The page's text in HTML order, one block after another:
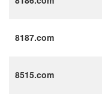
8187.com
8515.com